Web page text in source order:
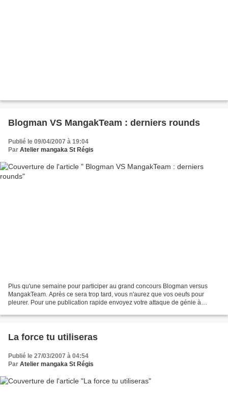
Blogman VS MangakTeam : derniers rounds
Publié le 09/04/2007 à 19:04
Par Atelier mangaka St Régis
Plus qu'une semaine pour participer au grand concours Blogman versus
MangakTeam. Après ce sera trop tard, vous n'aurez que vos oeufs pour
pleurer. Pour une publication rapide envoyez votre attaque de génie à
La force tu utiliseras
Publié le 27/03/2007 à 04:54
Par Atelier mangaka St Régis